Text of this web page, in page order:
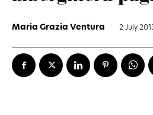
Maria Grazia Ventura - 2 July